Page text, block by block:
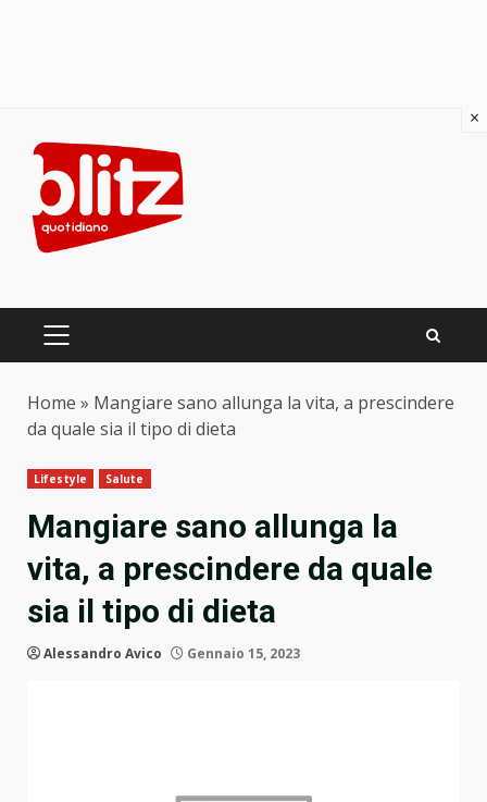
content
PRIMARY
Home » Mangiare sano allunga la vita, a prescindere
da quale sia il tipo di dieta
Lifestyle Salute
Mangiare sano allunga la
vita, a prescindere da quale
sia il tipo di dieta
Alessandro Avico Gennaio 15, 2023
×